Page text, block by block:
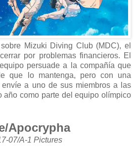
Mizuki Diving Club (MDC), el
por problemas financieros. El
persuade a la compañía que
que lo mantenga, pero con una
a uno de sus miembros a las
año como parte del equipo olímpico
Apocrypha
07/A-1 Pictures